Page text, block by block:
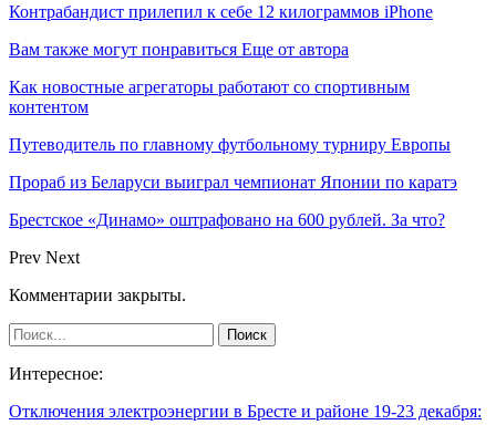
Контрабандист прилепил к себе 12 килограммов iPhone
Вам также могут понравиться Еще от автора
Как новостные агрегаторы работают со спортивным
контентом
Путеводитель по главному футбольному турниру Европы
Прораб из Беларуси выиграл чемпионат Японии по каратэ
Брестское «Динамо» оштрафовано на 600 рублей. За что?
Prev Next
Комментарии закрыты.
Интересное:
Отключения электроэнергии в Бресте и районе 19-23 декабря: